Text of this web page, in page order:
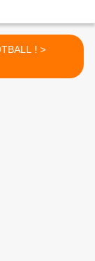
FOOTBALL ! >